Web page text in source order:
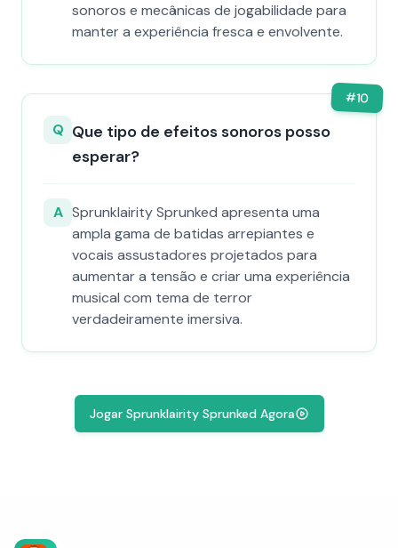
sonoros e mecânicas de jogabilidade para
manter a experiência fresca e envolvente.
#10
Q Que tipo de efeitos sonoros posso
esperar?
A Sprunklairity Sprunked apresenta uma
ampla gama de batidas arrepiantes e
vocais assustadores projetados para
aumentar a tensão e criar uma experiência
musical com tema de terror
verdadeiramente imersiva.
Jogar Sprunklairity Sprunked Agora